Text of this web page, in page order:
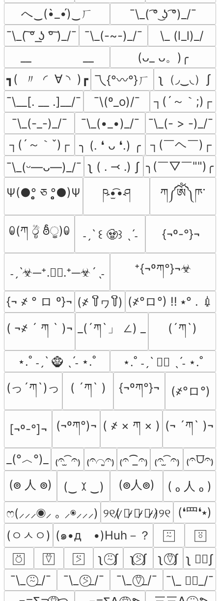
へ‿(•̀_•́)‿ㄏ
¯\_( ͡° ͜ʖ ͡°)_/¯
¯⁠\⁠_⁠(⁠ ͠⁠°⁠ ͟⁠ʖ⁠ ⁠°͠⁠ ⁠)⁠_⁠/⁠¯
¯\_(-~-)_/¯
\_ (l_l)_/
(ᴗ_ ᴗ。)╭
┓(  〃  ◜  ∀ ◝  )┏ 乁{°〰°}ㄏ
ʅ（◞‿◟）ʃ
¯\__[. __ .]__/¯
¯\(º_o)/¯
┐(´～｀;)┌
¯\_(-_-)_/¯
¯\_(•_•)_/¯
¯\_(- > -)_/¯
┐(´～｀ˇ)┌
╮ (. ❛ ᴗ ❛.) ╭
┐(￣ヘ￣)┌
¯\_(ᵕ—ᴗ—)_/¯ ʅ ( ․ ⤙ ․) ʃ ╮(￣▽￣"")╭
Ψ(●°̥̥̥̥̥̥̥̥ ཅ °̥̥̥̥̥̥̥̥●)Ψ
ཥ•̫͡•ཤ ཀ༼ༀ༽ཫ་
ꐑ(ཀ ඊູ ఠీੂ)ꐑ ˗ˏˋ ꒰ 🧟꒱ ˎˊ˗ {¬º-°}¬
˗ˏˋ☣─⁺․🧟‍♂️․⁺─☣´ˎ˗ ⁺{¬ºཀ°}¬☣︎
{¬ ҂ ° ロ º}¬ (҂ ꒦ິヮ꒦ິ) (҂°ロ°) !! ⭑° . 💉
( ¬҂ ´ ཀ ` )¬
_(´ཀ`」 ∠) _ (´ཀ`)
⋆.˚ ˗ˏˋ 🧌 ˎˊ˗ ⋆.˚
⋆.˚ ˗ˏˋ 🧟‍♀️ ˎˊ˗ ⋆.˚
(っ´ཀ`)っ
( ´ཀ` ) {¬ºཀ°}¬ (҂°ロ°)
[¬º-°]¬ (¬ºཀ°)¬ ( ҂ × ཀ × ) (¬ ´ཀ` )¬
_(°︿°)_ ₍𝄐 ̫͡ 𝄐₎ ₍𝄐⌒̫𝄐₎ ₍𝄐⁀̲𝄐₎ ₍𝄐 ̫͡ 𝄐₎ ₍𝄐⩌𝄐₎
(ၜ 人 ၜ)
(‿ ꉧ ‿) (ၜ人ၜ)
( ₒ 人 ₒ )
̑̑ෆ(⸝⸝⸝◉⸝ ｡ ⸝◉⸝⸝⸝) ୨୧(̷ ̷〇̷ ̷﹏̷ ̷〇̷ ̷)̷୨୧ (❛⺲❛⭑)
(ㅇㅅㅇ) (๑•д　•)Huh－？ ⍨⃞
⍤⃞
⍥⃞
⍢⃞ ⍩⃞ ʅ ⍨⃝ʃ ʅ⍩⃝ʃ ʅ ⍢⃝ʃ ʅ ∵⃝ʃ
¯\_ ⍨⃝_/¯
¯\_ ⍩⃝_/¯ ¯\_ ⍢⃝_/¯
¯\_ ∵⃝_/¯